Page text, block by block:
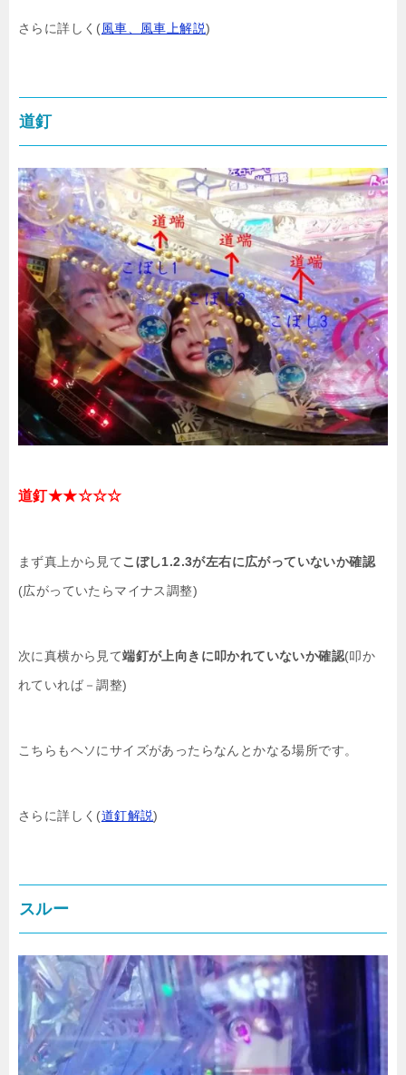
さらに詳しく(風車、風車上解説)
道釘
道釘★★☆☆☆
まず真上から見てこぼし1.2.3が左右に広がっていないか確認
(広がっていたらマイナス調整)
次に真横から見て端釘が上向きに叩かれていないか確認(叩か
れていれば－調整)
こちらもヘソにサイズがあったらなんとかなる場所です。
さらに詳しく(道釘解説)
スルー